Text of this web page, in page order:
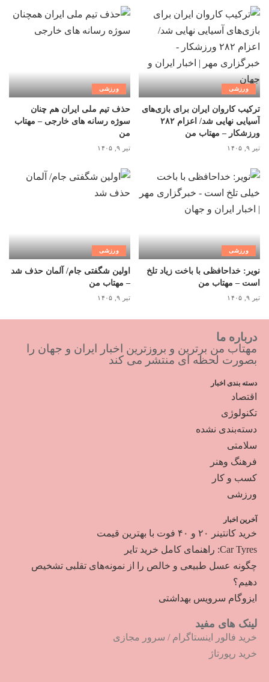
ورزشی
ترکیب کاروان ایران برای بازی‌های
آسیایی نهایی شد/ اعزام ۲۸۲
ورزشکار – مهتاب من
تیر ۹, ۱۴۰۵
ورزشی
حذف تیم ملی ایران هم چنان
سوژه رسانه های خارجی – مهتاب
من
تیر ۹, ۱۴۰۵
ورزشی
نویر: خداحافظی با باخت زیاد تلخ
است – مهتاب من
تیر ۹, ۱۴۰۵
ورزشی
اولین شگفتی جام/ آلمان حذف شد
– مهتاب من
تیر ۹, ۱۴۰۵
درباره ما
مهتاب من برترین و بروزترین اخبار ایران و جهان را
بصورت لحظه ای منتشر می کند
دسته بندی اخبار
اقتصاد
تکنولوژی
دسته‌بندی نشده
سلامتی
فرهنگ وهنر
کسب و کار
ورزشی
آخرین اخبار
خرید کانتینر ۲۰ و ۴۰ فوت با بهترین قیمت
Car Tyres: راهنمای کامل خرید تایر
چگونه عسل طبیعی و خالص را از نمونه‌های تقلبی تشخیص
دهیم؟
ایزوگام سرویس بهداشتی
لینک های مفید
خرید فالور اینستاگرام / سرور مجازی
خرید رپورتاژ